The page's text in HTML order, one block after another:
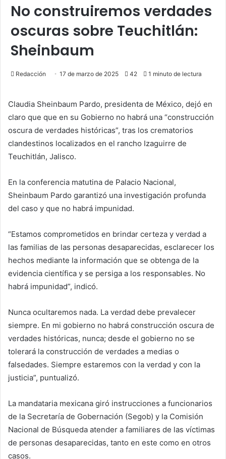
No construiremos verdades
oscuras sobre Teuchitlán:
Sheinbaum
Redacción 17 de marzo de 2025 42 1 minuto de lectura
Claudia Sheinbaum Pardo, presidenta de México, dejó en
claro que que en su Gobierno no habrá una “construcción
oscura de verdades históricas”, tras los crematorios
clandestinos localizados en el rancho Izaguirre de
Teuchitlán, Jalisco.
En la conferencia matutina de Palacio Nacional,
Sheinbaum Pardo garantizó una investigación profunda
del caso y que no habrá impunidad.
“Estamos comprometidos en brindar certeza y verdad a
las familias de las personas desaparecidas, esclarecer los
hechos mediante la información que se obtenga de la
evidencia científica y se persiga a los responsables. No
habrá impunidad”, indicó.
Nunca ocultaremos nada. La verdad debe prevalecer
siempre. En mi gobierno no habrá construcción oscura de
verdades históricas, nunca; desde el gobierno no se
tolerará la construcción de verdades a medias o
falsedades. Siempre estaremos con la verdad y con la
justicia”, puntualizó.
La mandataria mexicana giró instrucciones a funcionarios
de la Secretaría de Gobernación (Segob) y la Comisión
Nacional de Búsqueda atender a familiares de las víctimas
de personas desaparecidas, tanto en este como en otros
casos.